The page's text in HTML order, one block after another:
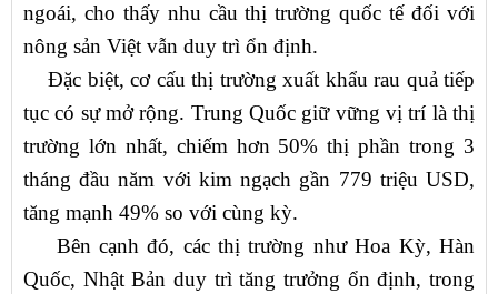
ngoái, cho thấy nhu cầu thị trường quốc tế đối với
nông sản Việt vẫn duy trì ổn định.
Đặc biệt, cơ cấu thị trường xuất khẩu rau quả tiếp
tục có sự mở rộng. Trung Quốc giữ vững vị trí là thị
trường lớn nhất, chiếm hơn 50% thị phần trong 3
tháng đầu năm với kim ngạch gần 779 triệu USD,
tăng mạnh 49% so với cùng kỳ.
Bên cạnh đó, các thị trường như Hoa Kỳ, Hàn
Quốc, Nhật Bản duy trì tăng trưởng ổn định, trong